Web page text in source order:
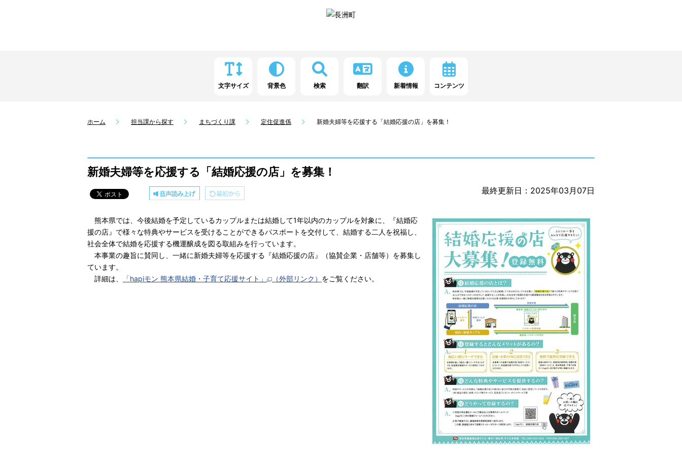
文字サイズ 背景色 検索 翻訳 新着情報 コンテンツ
ホーム 担当課から探す まちづくり課 定住促進係 新婚夫婦等を応援する「結婚応援の店」を募集！
新婚夫婦等を応援する「結婚応援の店」を募集！
最終更新日：2025年03月07日
熊本県では、今後結婚を予定しているカップルまたは結婚して1年以内のカップルを対象に、『結婚応
援の店』で様々な特典やサービスを受けることができるパスポートを交付して、結婚する二人を祝福し、
社会全体で結婚を応援する機運醸成を図る取組みを行っています。
本事業の趣旨に賛同し、一緒に新婚夫婦等を応援する『結婚応援の店』（協賛企業・店舗等）を募集し
ています。
詳細は、
「hapiモン 熊本県結婚・子育て応援サイト」 （外部リンク） をご覧ください。